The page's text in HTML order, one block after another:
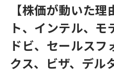
【株価が動いた
ト、インテル、
ドビ、セールスフ
クス、ビザ、デル